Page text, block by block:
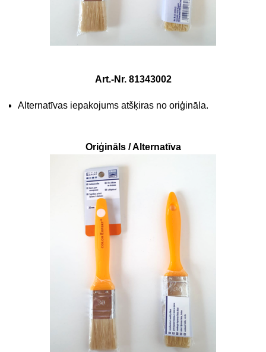
Art.-Nr. 81343002
Alternatīvas iepakojums atšķiras no oriģināla.
Oriģināls / Alternatīva